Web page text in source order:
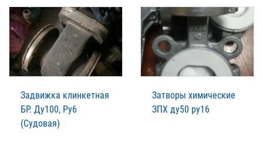
Задвижка клинкетная
БР. Ду100, Ру6
(Судовая)
Затворы химические
ЗПХ ду50 ру16